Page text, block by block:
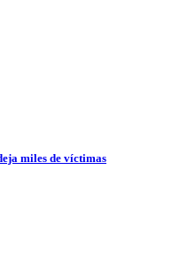
miles de víctimas